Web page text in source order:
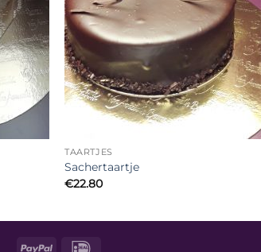
TAARTJES
Sachertaartje
€22.80
PayPal